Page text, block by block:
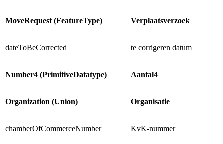
MoveRequest (FeatureType) Verplaatsverzoek
dateToBeCorrected te corrigeren datum
Number4 (PrimitiveDatatype) Aantal4
Organization (Union) Organisatie
chamberOfCommerceNumber KvK-nummer